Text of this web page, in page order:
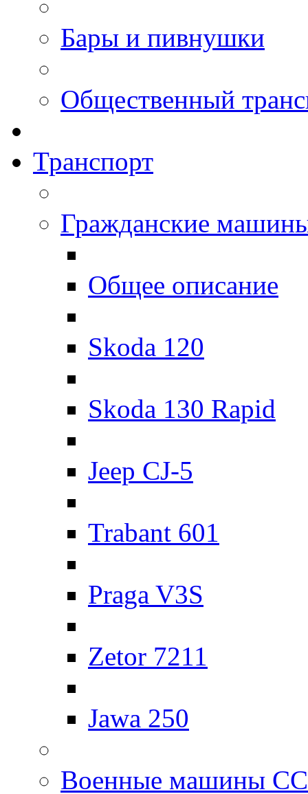
Бары и пивнушки
Общественный
Транспорт
Гражданские
Общее описание
Skoda 120
Skoda 130 Rapid
Jeep CJ-5
Trabant 601
Praga V3S
Zetor 7211
Jawa 250
Военные машины